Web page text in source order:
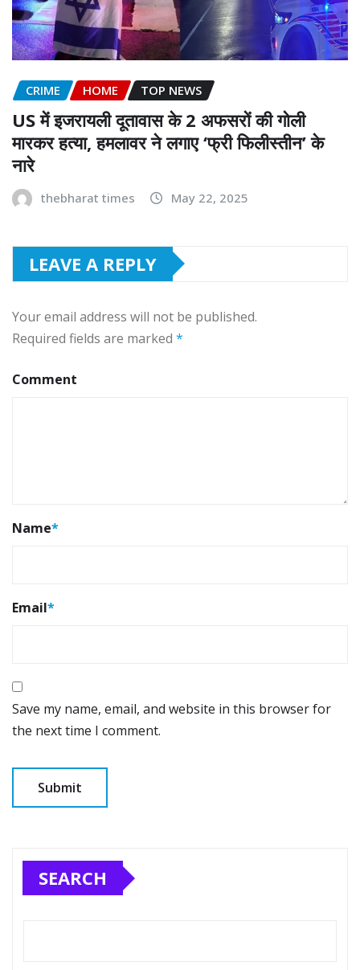
CRIME HOME TOP NEWS
US में इजरायली दूतावास के 2 अफसरों की गोली
मारकर हत्या, हमलावर ने लगाए ‘फ्री फिलीस्तीन’ के
नारे
thebharat times May 22, 2025
LEAVE A REPLY
Your email address will not be published.
Required fields are marked *
Comment
Name*
Email*
Save my name, email, and website in this browser for
the next time I comment.
SEARCH